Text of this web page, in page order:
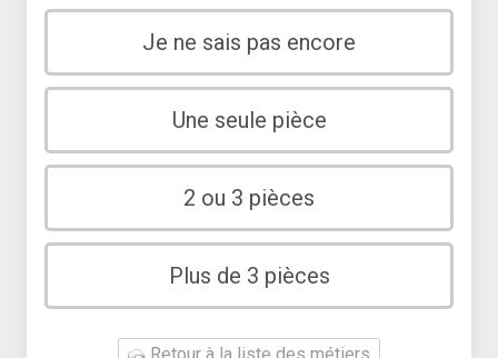
Je ne sais pas encore
Une seule pièce
2 ou 3 pièces
Plus de 3 pièces